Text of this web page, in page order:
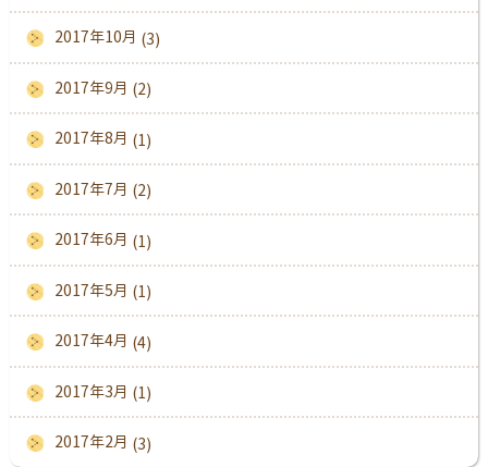
2017年10月 (3)
2017年9月 (2)
2017年8月 (1)
2017年7月 (2)
2017年6月 (1)
2017年5月 (1)
2017年4月 (4)
2017年3月 (1)
2017年2月 (3)